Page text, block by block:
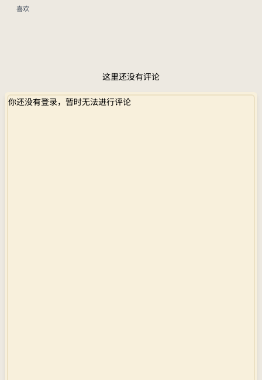
喜欢
这里还没有评论
你还没有登录，暂时无法进行评论